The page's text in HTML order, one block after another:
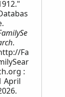
.
Fa
:
April